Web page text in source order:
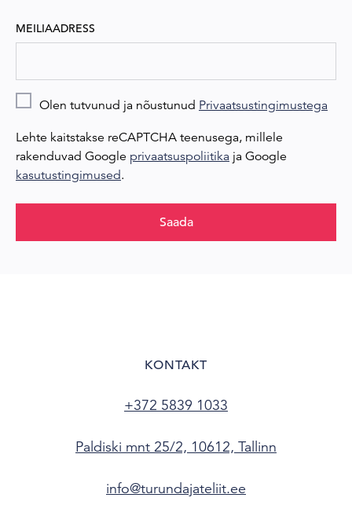
MEILIAADRESS
Olen tutvunud ja nõustunud Privaatsustingimustega
Lehte kaitstakse reCAPTCHA teenusega, millele
rakenduvad Google privaatsuspoliitika ja Google
kasutustingimused.
Saada
KONTAKT
+372 5839 1033
Paldiski mnt 25/2, 10612, Tallinn
info@turundajateliit.ee